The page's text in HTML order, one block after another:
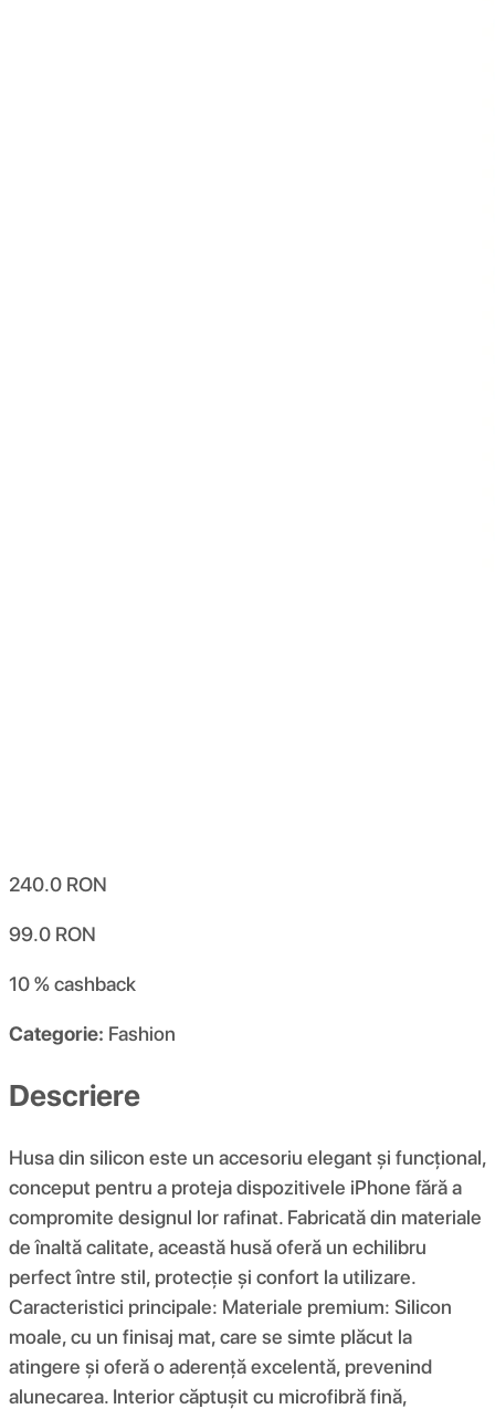
240.0 RON
99.0 RON
10 %cashback
Categorie: Fashion
Descriere
Husa din silicon este un accesoriu elegant și funcțional,
conceput pentru a proteja dispozitivele iPhone fără a
compromite designul lor rafinat. Fabricată din materiale
de înaltă calitate, această husă oferă un echilibru
perfect între stil, protecție și confort la utilizare.
Caracteristici principale: Materiale premium: Silicon
moale, cu un finisaj mat, care se simte plăcut la
atingere și oferă o aderență excelentă, prevenind
alunecarea. Interior căptușit cu microfibră fină,